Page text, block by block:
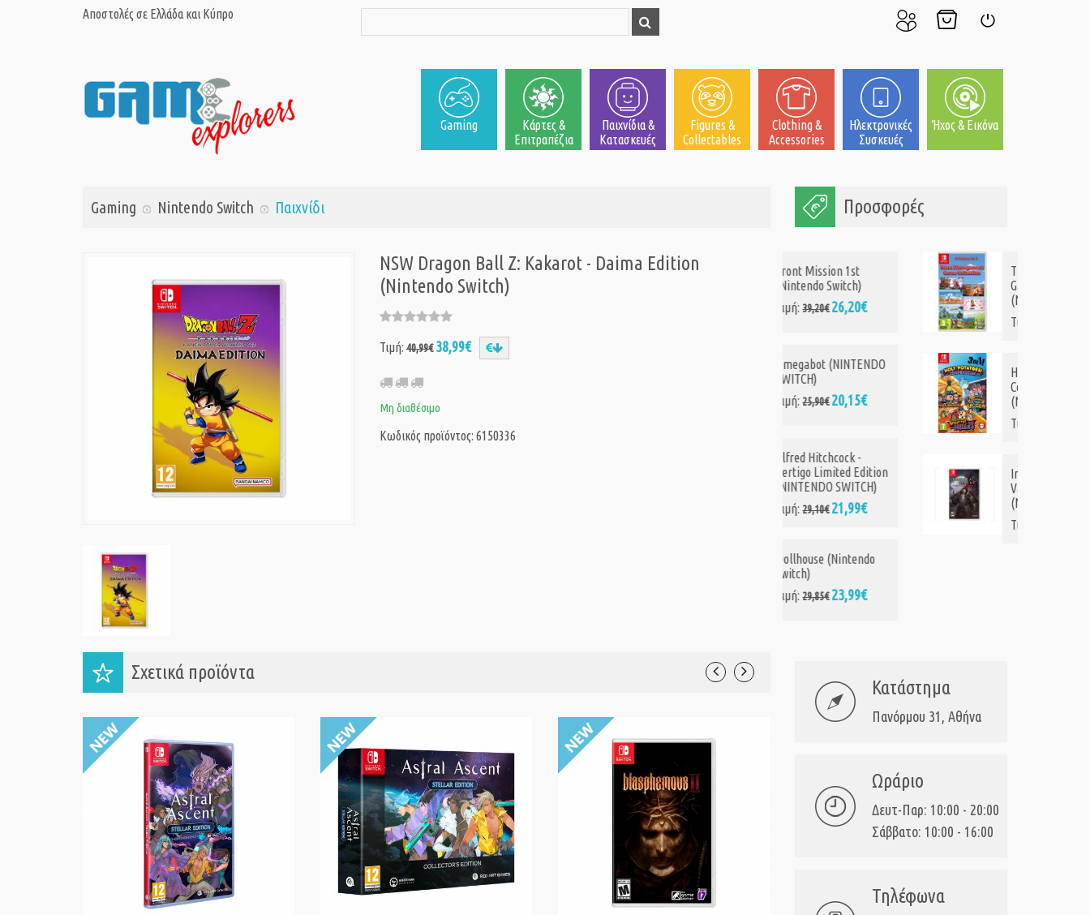
Αποστολές σε Ελλάδα και Κύπρο
μου
Gaming
Κάρτες &
Επιτραπέζια
Παιχνίδια &
Κατασκευές
Figures &
Collectables
Clothing &
Accessories
Ηλεκτρονικές
Συσκευές
Ήχος & Εικόνα
Gaming Nintendo Switch Παιχνίδι
NSW Dragon Ball Z: Kakarot - Daima Edition
(Nintendo Switch)
Τιμή:40,99€ 38,99€
Μη διαθέσιμο
Κωδικός προϊόντος: 6150336
Σχετικά προϊόντα
Προσφορές
Front Mission 1st
(Nintendo Switch)
26,20€
Omegabot (NINTENDO
20,15€
Vertigo Limited Edition
(NINTENDO SWITCH)
21,99€
Κατάστημα
Πανόρμου 31, Αθήνα
Ωράριο
Δευτ-Παρ: 10:00 - 20:00
Σάββατο: 10:00 - 16:00
Τηλέφωνα